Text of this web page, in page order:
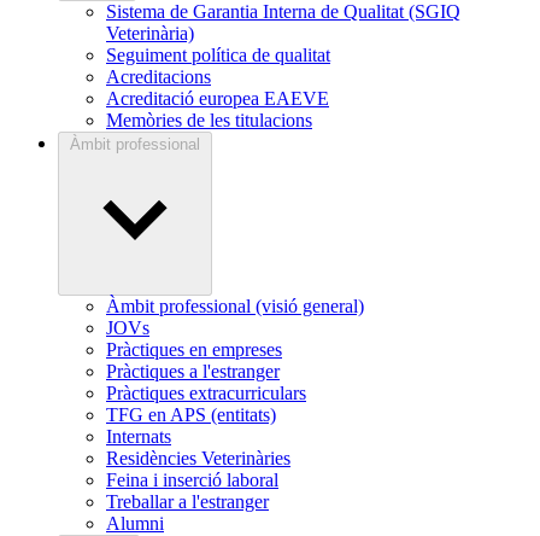
Sistema de Garantia Interna de Qualitat (SGIQ
Veterinària)
Seguiment política de qualitat
Acreditacions
Acreditació europea EAEVE
Memòries de les titulacions
Àmbit professional
Àmbit professional (visió general)
JOVs
Pràctiques en empreses
Pràctiques a l'estranger
Pràctiques extracurriculars
TFG en APS (entitats)
Internats
Residències Veterinàries
Feina i inserció laboral
Treballar a l'estranger
Alumni